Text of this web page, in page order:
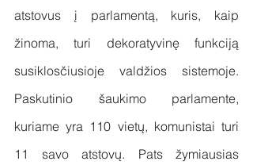
atstovus į parlamentą, kuris, kaip
žinoma, turi dekoratyvinę funkciją
susiklosčiusioje valdžios sistemoje.
Paskutinio šaukimo parlamente,
kuriame yra 110 vietų, komunistai turi
11 savo atstovų. Pats žymiausias